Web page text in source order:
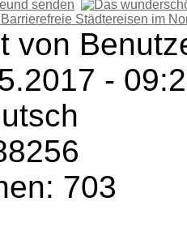
von
-
703